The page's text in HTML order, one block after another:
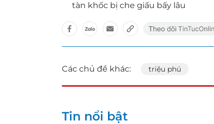
tàn khốc bị che giấu bấy lâu
Các chủ đề khác: triệu phú
Tin nổi bật